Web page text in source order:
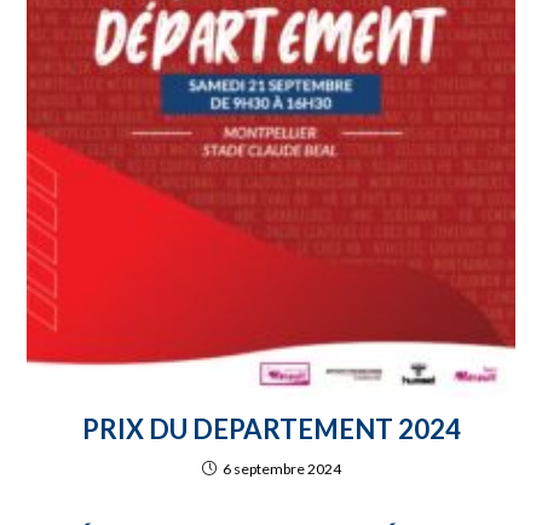
PRIX DU DEPARTEMENT 2024
6 septembre 2024